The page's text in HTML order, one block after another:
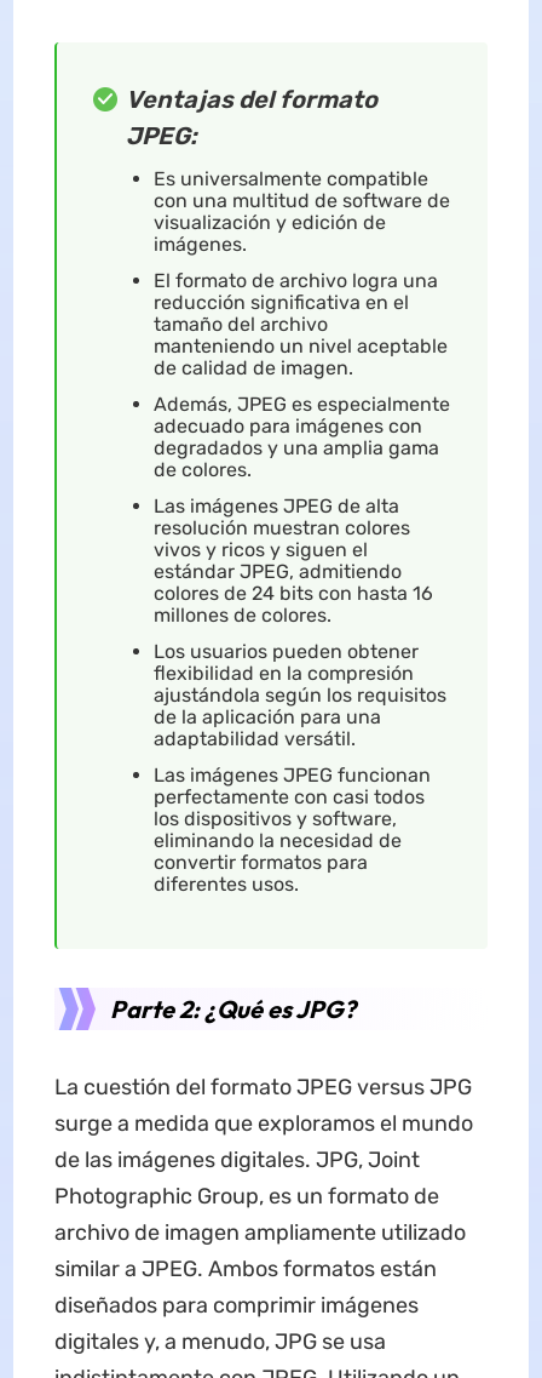
Ventajas del formato
JPEG:
Es universalmente compatible
con una multitud de software de
visualización y edición de
imágenes.
El formato de archivo logra una
reducción significativa en el
tamaño del archivo
manteniendo un nivel aceptable
de calidad de imagen.
Además, JPEG es especialmente
adecuado para imágenes con
degradados y una amplia gama
de colores.
Las imágenes JPEG de alta
resolución muestran colores
vivos y ricos y siguen el
estándar JPEG, admitiendo
colores de 24 bits con hasta 16
millones de colores.
Los usuarios pueden obtener
flexibilidad en la compresión
ajustándola según los requisitos
de la aplicación para una
adaptabilidad versátil.
Las imágenes JPEG funcionan
perfectamente con casi todos
los dispositivos y software,
eliminando la necesidad de
convertir formatos para
diferentes usos.
Parte 2: ¿Qué es JPG?
La cuestión del formato JPEG versus JPG
surge a medida que exploramos el mundo
de las imágenes digitales. JPG, Joint
Photographic Group, es un formato de
archivo de imagen ampliamente utilizado
similar a JPEG. Ambos formatos están
diseñados para comprimir imágenes
digitales y, a menudo, JPG se usa